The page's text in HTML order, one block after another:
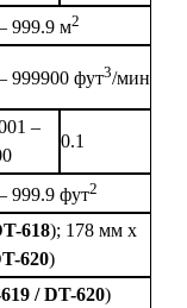
999.9 м2
999900 фут3/мин
–
0.1
999.9 фут2
618); 178 мм х
620)
/ DT-620)